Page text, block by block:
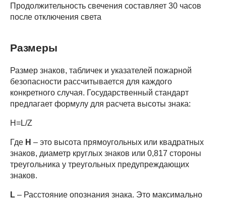
Продолжительность свечения составляет 30 часов
после отключения света
Размеры
Размер знаков, табличек и указателей пожарной
безопасности рассчитывается для каждого
конкретного случая. Государственный стандарт
предлагает формулу для расчета высоты знака:
H=L/Z
Где H – это высота прямоугольных или квадратных
знаков, диаметр круглых знаков или 0,817 стороны
треугольника у треугольных предупреждающих
знаков.
L – Расстояние опознания знака. Это максимально